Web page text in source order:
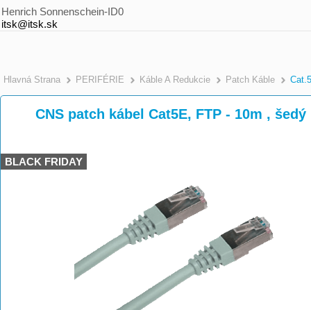
Henrich Sonnenschein-ID0
itsk@itsk.sk
Hlavná Strana >
PERIFÉRIE >
Káble A Redukcie >
Patch Káble
CNS patch kábel Cat5E, FTP - 10m , šedý
BLACK FRIDAY